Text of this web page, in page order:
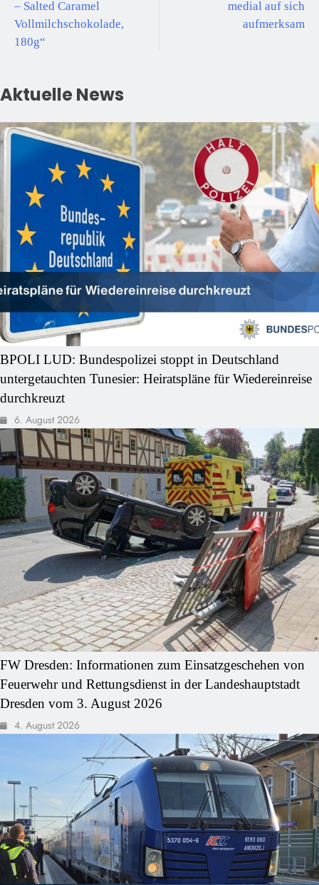
– Salted Caramel
Vollmilchschokolade,
180g“
medial auf sich
aufmerksam
Aktuelle News
BPOLI LUD: Bundespolizei stoppt in Deutschland
untergetauchten Tunesier: Heiratspläne für Wiedereinreise
durchkreuzt
6. August 2026
FW Dresden: Informationen zum Einsatzgeschehen von
Feuerwehr und Rettungsdienst in der Landeshauptstadt
Dresden vom 3. August 2026
4. August 2026